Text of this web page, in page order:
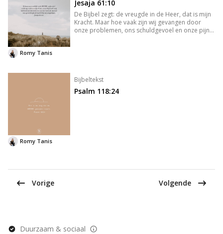
Jesaja 61:10
De Bijbel zegt: de vreugde in de Heer, dat is mijn
Kracht. Maar hoe vaak zijn wij gevangen door
onze problemen, ons schuldgevoel en onze pijn?
Romy Tanis
Bijbeltekst
Psalm 118:24
Romy Tanis
Vorige Volgende
Duurzaam & sociaal